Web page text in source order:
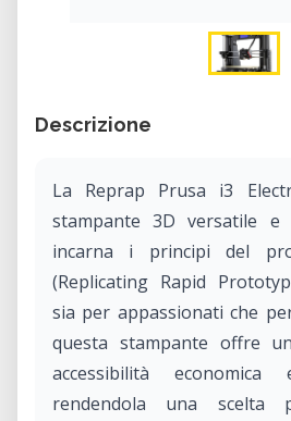
Descrizione
La Reprap Prusa i3
stampante 3D versatile e
incarna i principi del
(Replicating Rapid
sia per appassionati che
questa stampante offre
accessibilità economica
rendendola una scelta